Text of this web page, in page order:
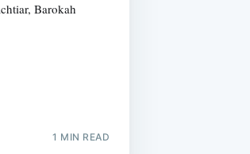
Barokah
1 MIN READ